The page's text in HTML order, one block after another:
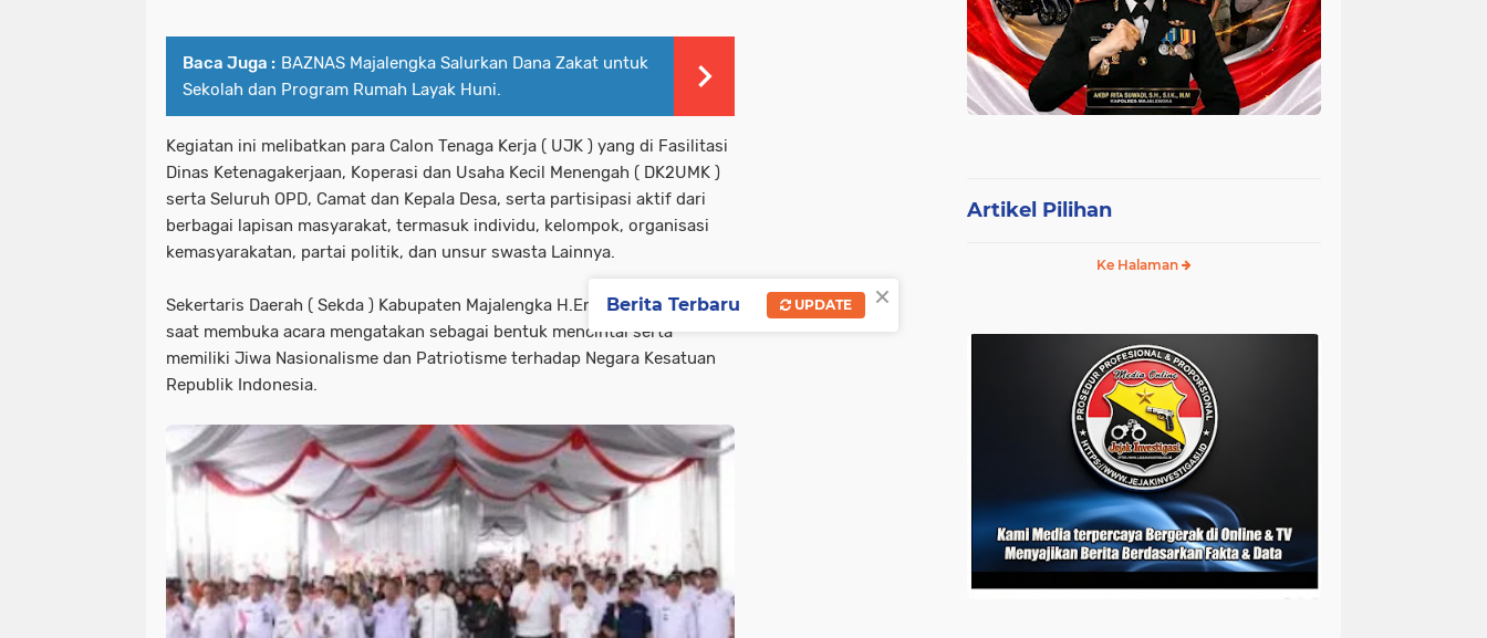
Baca Juga : BAZNAS Majalengka Salurkan Dana Zakat untuk
Sekolah dan Program Rumah Layak Huni.
Kegiatan ini melibatkan para Calon Tenaga Kerja ( UJK ) yang di Fasilitasi
Dinas Ketenagakerjaan, Koperasi dan Usaha Kecil Menengah ( DK2UMK )
serta Seluruh OPD, Camat dan Kepala Desa, serta partisipasi aktif dari
berbagai lapisan masyarakat, termasuk individu, kelompok, organisasi
kemasyarakatan, partai politik, dan unsur swasta Lainnya.
Sekertaris Daerah ( Sekda ) Kabupaten Majalengka H.Eman Suherman
saat membuka acara mengatakan sebagai bentuk mencintai serta
memiliki Jiwa Nasionalisme dan Patriotisme terhadap Negara Kesatuan
Republik Indonesia.
Artikel Pilihan
Ke Halaman
×
Berita Terbaru UPDATE